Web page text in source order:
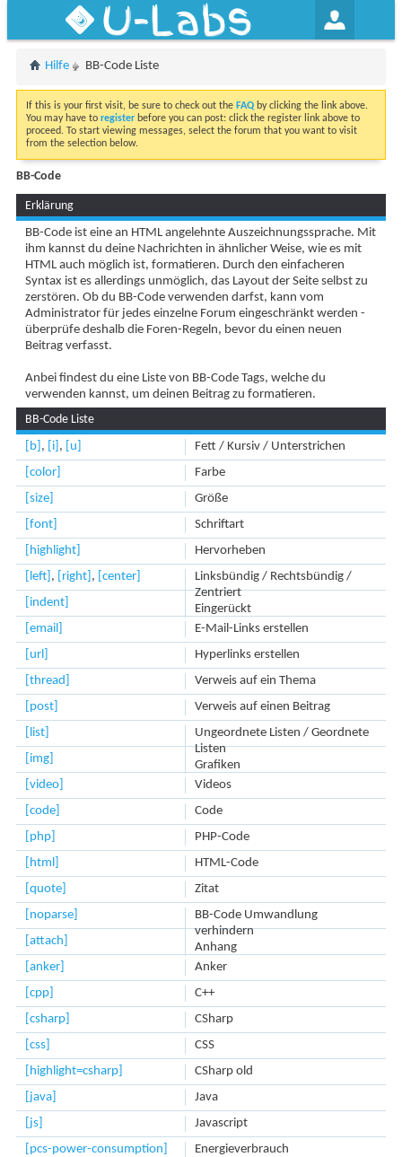
U-Labs
Hilfe BB-Code Liste
If this is your first visit, be sure to check out the FAQ by clicking the link above.
You may have to register before you can post: click the register link above to
proceed. To start viewing messages, select the forum that you want to visit
from the selection below.
BB-Code
Erklärung
BB-Code ist eine an HTML angelehnte Auszeichnungssprache. Mit
ihm kannst du deine Nachrichten in ähnlicher Weise, wie es mit
HTML auch möglich ist, formatieren. Durch den einfacheren
Syntax ist es allerdings unmöglich, das Layout der Seite selbst zu
zerstören. Ob du BB-Code verwenden darfst, kann vom
Administrator für jedes einzelne Forum eingeschränkt werden -
überprüfe deshalb die Foren-Regeln, bevor du einen neuen
Beitrag verfasst.
Anbei findest du eine Liste von BB-Code Tags, welche du
verwenden kannst, um deinen Beitrag zu formatieren.
BB-Code Liste
Fett / Kursiv / Unterstrichen
[b] , [i] ,
[u]
Farbe
[color]
Größe
[size]
Schriftart
[font]
Hervorheben
[highlight]
Linksbündig / Rechtsbündig /
Zentriert
[left] , [right] , [center]
Eingerückt
[indent]
E-Mail-Links erstellen
[email]
Hyperlinks erstellen
[url]
Verweis auf ein Thema
[thread]
Verweis auf einen Beitrag
[post]
Ungeordnete Listen / Geordnete
Listen
[list]
Grafiken
[img]
Videos
[video]
Code
[code]
PHP-Code
[php]
HTML-Code
[html]
Zitat
[quote]
BB-Code Umwandlung
verhindern
[noparse]
Anhang
[attach]
Anker
[anker]
C++
[cpp]
CSharp
[csharp]
CSS
[css]
CSharp old
[highlight=csharp]
Java
[java]
Javascript
[js]
Energieverbrauch
[pcs-power-consumption]